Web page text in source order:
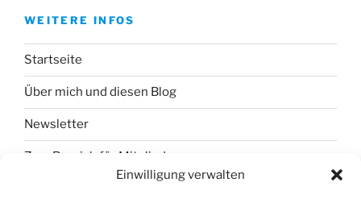
Einwilligung verwalten
WEITERE INFOS
Startseite
Über mich und diesen Blog
Newsletter
Zum Bereich für Mitglieder